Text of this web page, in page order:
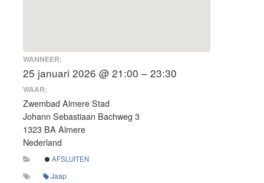
WANNEER:
25 januari 2026 @ 21:00 – 23:30
WAAR:
Zwembad Almere Stad
Johann Sebastiaan Bachweg 3
1323 BA Almere
Nederland
AFSLUITEN
Jaap